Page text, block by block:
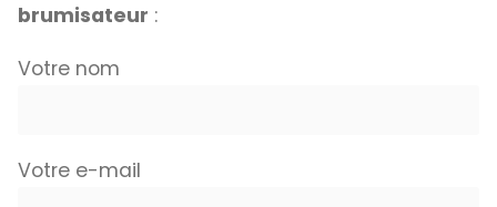
brumisateur :
Votre nom
Votre e-mail